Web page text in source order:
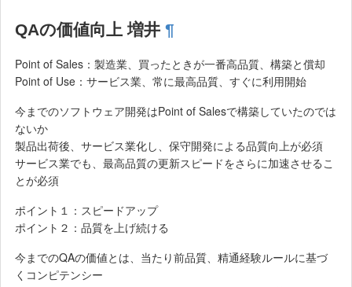
QAの価値向上 増井 ¶
Point of Sales：製造業、買ったときが一番高品質、構築と償却
Point of Use：サービス業、常に最高品質、すぐに利用開始
今までのソフトウェア開発はPoint of Salesで構築していたのでは
ないか
製品出荷後、サービス業化し、保守開発による品質向上が必須
サービス業でも、最高品質の更新スピードをさらに加速させるこ
とが必須
ポイント１：スピードアップ
ポイント２：品質を上げ続ける
今までのQAの価値とは、当たり前品質、精通経験ルールに基づ
くコンピテンシー